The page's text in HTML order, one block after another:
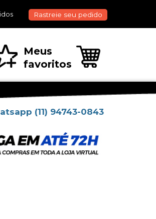
Rastreie seu pedido
Meus
favoritos
(11) 94743-0843